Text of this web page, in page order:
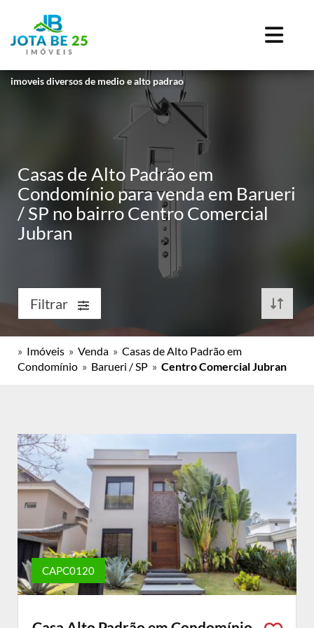
imoveis diversos de medio e alto padrao
Casas de Alto Padrão em
Condomínio para venda em Barueri
/ SP no bairro Centro Comercial
Jubran
Filtrar
» Imóveis » Venda » Casas de Alto Padrão em
Condomínio » Barueri / SP » Centro Comercial Jubran
CAPC0120